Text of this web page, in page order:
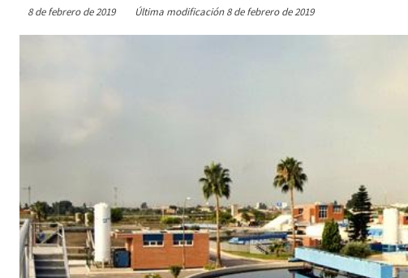
8 de febrero de 2019 Última modificación 8 de febrero de 2019